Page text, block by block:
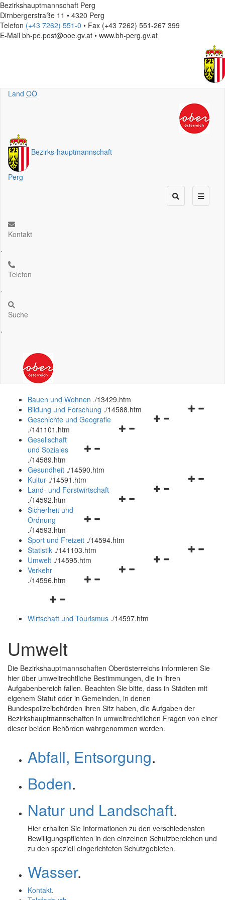
Bezirkshauptmannschaft Perg
Dirnbergerstraße 11 • 4320 Perg
Telefon (+43 7262) 551-0 • Fax (+43 7262) 551-267 399
E-Mail bh-pe.post@ooe.gv.at • www.bh-perg.gv.at
Land OÖ
Bezirks-hauptmannschaft
Perg
Kontakt
.
Telefon
.
Suche
.
Bauen und Wohnen ./13429.htm
Navigationsmenü
Bildung und Forschung ./14588.htm
Navigationsmenü
Geschichte und Geografie
./141101.htm
Navigationsmenü
und
schließen
Gesellschaft
und Soziales
./14589.htm
Gesundheit ./14590.htm
Navigationsmenü
Kultur ./14591.htm
Navigationsmenü
Land- und Forstwirtschaft
./14592.htm
Navigationsmenü
und
schließen
Sicherheit und
Ordnung
./14593.htm
Sport und Freizeit ./14594.htm
Navigationsmenü
Statistik ./141103.htm
Navigationsmenü
Umwelt ./14595.htm
Navigationsmenü
Verkehr
./14596.htm
Navigationsmenü
und
Wirtschaft und Tourismus ./14597.htm
Umwelt
Die Bezirkshauptmannschaften Oberösterreichs informieren Sie
hier über umweltrechtliche Bestimmungen, die in ihren
Aufgabenbereich fallen. Beachten Sie bitte, dass in Städten mit
eigenem Statut oder in Gemeinden, in denen
Bundespolizeibehörden ihren Sitz haben, die Aufgaben der
Bezirkshauptmannschaften in umweltrechtlichen Fragen von einer
dieser beiden Behörden wahrgenommen werden.
Abfall, Entsorgung.
Boden.
Natur und Landschaft.
Hier erhalten Sie Informationen zu den verschiedensten
Bewilligungspflichten in den einzelnen Schutzbereichen und
zu den speziell eingerichteten Schutzgebieten.
Wasser.
Kontakt.